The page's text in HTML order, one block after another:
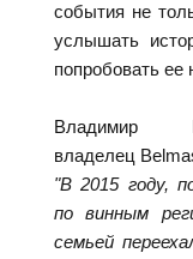
события не
услышать
попробовать ее
Владимир
владелец
"В 2015 году,
по винным
семьей